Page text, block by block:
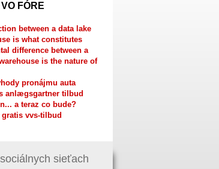
FÓRE
between a data lake
is what constitutes
difference between a
is the nature of
pronájmu auta
anlægsgartner tilbud
a teraz co bude?
vvs-tilbud
sieťach